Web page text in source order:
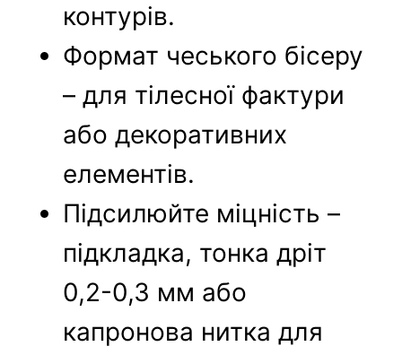
контурів.
Формат чеського бісеру
– для тілесної фактури
або декоративних
елементів.
Підсилюйте міцність –
підкладка, тонка дріт
0,2-0,3 мм або
капронова нитка для